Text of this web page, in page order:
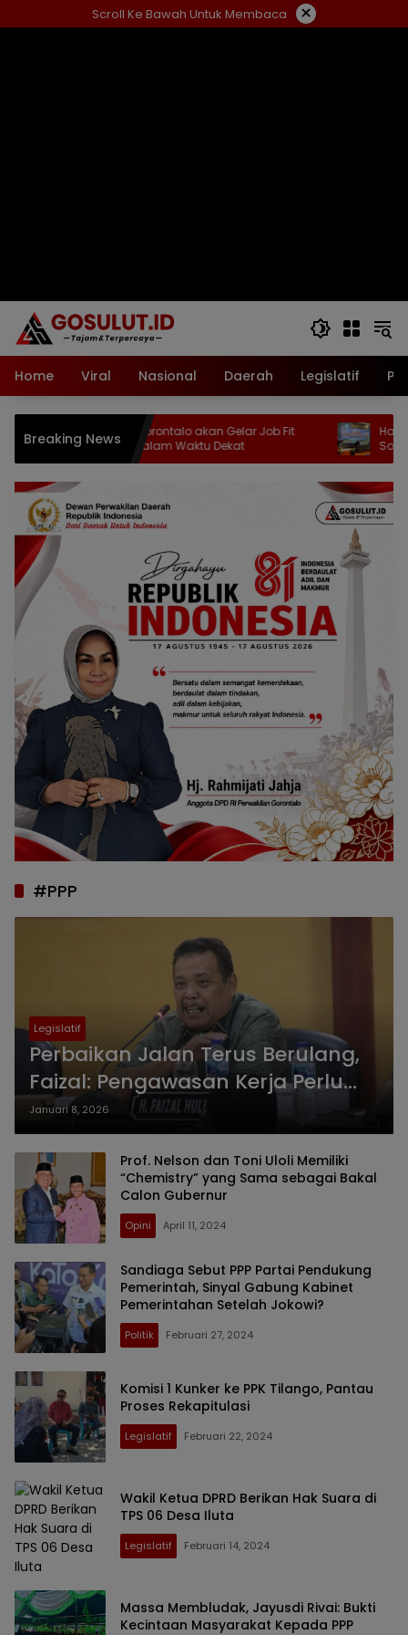
ke
Scroll Ke Bawah Untuk Membaca ×
Home Viral Nasional Daerah Legislatif
Breaking News
Pemkab Gorontalo akan Gelar Job Fit
Eselon II Dalam Waktu Dekat
Hadapi
Sofyan Puhi
Strategis
#PPP
Legislatif
Perbaikan Jalan Terus Berulang,
Faizal: Pengawasan Kerja Perlu
Ditingkatkan
Januari 8, 2026
Prof. Nelson dan Toni Uloli Memiliki
“Chemistry” yang Sama sebagai Bakal
Calon Gubernur
Opini April 11, 2024
Sandiaga Sebut PPP Partai Pendukung
Pemerintah, Sinyal Gabung Kabinet
Pemerintahan Setelah Jokowi?
Politik Februari 27, 2024
Komisi 1 Kunker ke PPK Tilango, Pantau
Proses Rekapitulasi
Legislatif Februari 22, 2024
Wakil Ketua DPRD Berikan Hak Suara di
TPS 06 Desa Iluta
Legislatif Februari 14, 2024
Massa Membludak, Jayusdi Rivai: Bukti
Kecintaan Masyarakat Kepada PPP